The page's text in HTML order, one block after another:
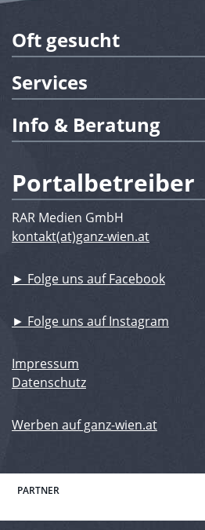
Oft gesucht
Services
Info & Beratung
Portalbetreiber
RAR Medien GmbH
kontakt(at)ganz-wien.at
► Folge uns auf Facebook
► Folge uns auf Instagram
Impressum
Datenschutz
Werben auf ganz-wien.at
PARTNER